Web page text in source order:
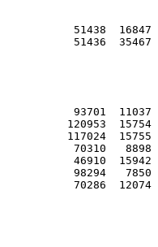
51438  16847
93701  11037
120953  15754
117024  15755
70310   8898
46910  15942
98294   7850